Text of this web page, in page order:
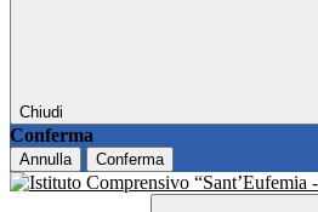
Chiudi
Conferma
Annulla Conferma